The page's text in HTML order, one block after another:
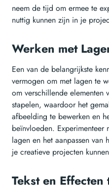
neem de tijd om ermee te
nuttig kunnen zijn in je
Werken met
Een van de belangrijkste
vermogen om met lagen te
om verschillende
stapelen, waardoor het
afbeelding te bewerken en
beïnvloeden. Experimenteer
lagen en het aanpassen
je creatieve projecten
Tekst en Effecten